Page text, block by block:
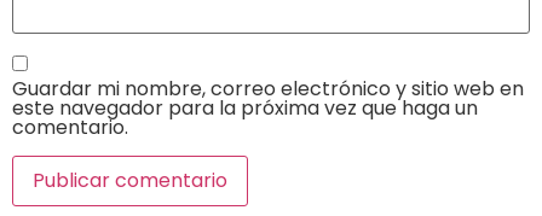
Guardar mi nombre, correo electrónico y sitio web en
este navegador para la próxima vez que haga un
comentario.